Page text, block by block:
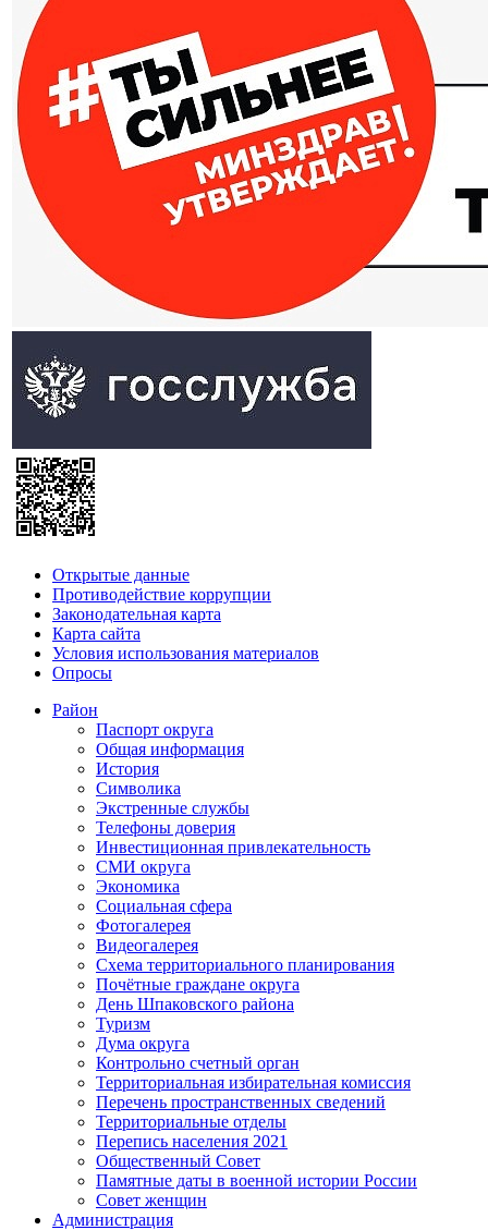
Открытые данные
Противодействие коррупции
Законодательная карта
Карта сайта
Условия использования материалов
Опросы
Район
Паспорт округа
Общая информация
История
Символика
Экстренные службы
Телефоны доверия
Инвестиционная привлекательность
СМИ округа
Экономика
Социальная сфера
Фотогалерея
Видеогалерея
Схема территориального планирования
Почётные граждане округа
День Шпаковского района
Туризм
Дума округа
Контрольно счетный орган
Территориальная избирательная комиссия
Перечень пространственных сведений
Территориальные отделы
Перепись населения 2021
Общественный Совет
Памятные даты в военной истории России
Совет женщин
Администрация